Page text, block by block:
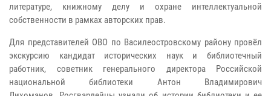
литературе, книжному делу и охране интеллектуальной
собственности в рамках авторских прав.
Для представителей ОВО по Василеостровскому району провёл
экскурсию кандидат исторических наук и библиотечный
работник, советник генерального директора Российской
национальной библиотеки Антон Владимирович